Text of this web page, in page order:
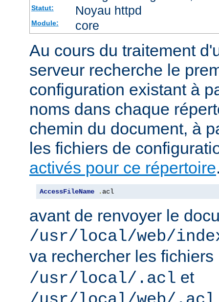
Statut: Noyau httpd
Module: core
Au cours du traitement
serveur recherche le
configuration existant à
noms dans chaque
chemin du document, à
les fichiers de
activés pour ce répertoire
AccessFileName . acl
avant de renvoyer le
/usr/local/web/
va rechercher les fichiers
/usr/local/.acl et